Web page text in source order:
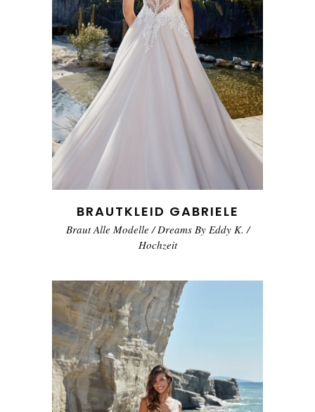
BRAUTKLEID GABRIELE
Braut Alle Modelle /Dreams By Eddy K. /
Hochzeit